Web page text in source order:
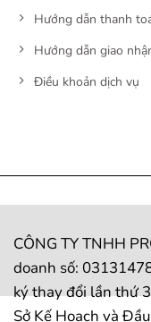
Hướng dẫn thanh
Hướng dẫn giao
Điều khoản dịch vụ
CÔNG TY TNHH
doanh số:
ký thay đổi lần thứ
Sở Kế Hoạch và